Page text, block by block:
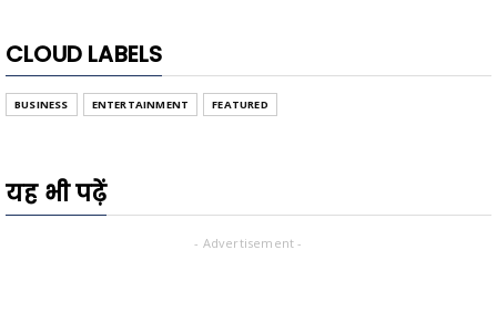
CLOUD LABELS
BUSINESS ENTERTAINMENT FEATURED
यह भी पढ़ें
- Advertisement -